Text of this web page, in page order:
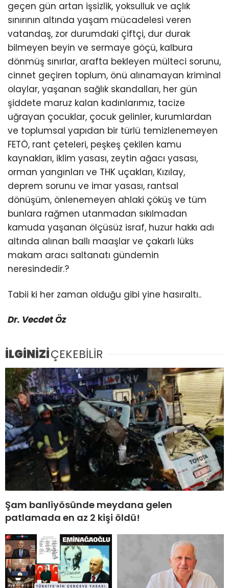
geçen gün artan işsizlik, yoksulluk ve açlık
sınırının altında yaşam mücadelesi veren
vatandaş, zor durumdaki çiftçi, dur durak
bilmeyen beyin ve sermaye göçü, kalbura
dönmüş sınırlar, arafta bekleyen mülteci sorunu,
cinnet geçiren toplum, önü alınamayan kriminal
olaylar, yaşanan sağlık skandalları, her gün
şiddete maruz kalan kadınlarımız, tacize
uğrayan çocuklar, çocuk gelinler, kurumlardan
ve toplumsal yapıdan bir türlü temizlenemeyen
FETÖ, rant çeteleri, peşkeş çekilen kamu
kaynakları, iklim yasası, zeytin ağacı yasası,
orman yangınları ve THK uçakları, Kızılay,
deprem sorunu ve imar yasası, rantsal
dönüşüm, önlenemeyen ahlaki çöküş ve tüm
bunlara rağmen utanmadan sıkılmadan
kamuda yaşanan ölçüsüz israf, huzur hakkı adı
altında alınan ballı maaşlar ve çakarlı lüks
makam aracı saltanatı gündemin
neresindedir.?
Tabii ki her zaman olduğu gibi yine hasıraltı..
Dr. Vecdet Öz
İLGİNİZİÇEKEBİLİR
Şam banliyösünde meydana gelen
patlamada en az 2 kişi öldü!